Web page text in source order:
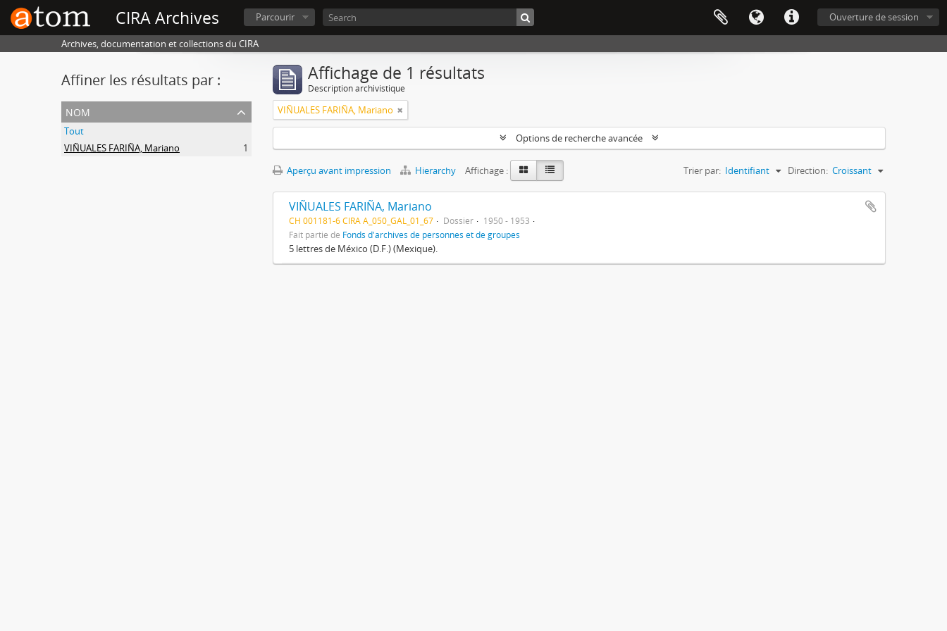
CIRA Archives Ouverture de session
Parcourir
Archives, documentation et collections du CIRA
Affiner les résultats par :
nom
Tout
VIÑUALES FARIÑA, Mariano
1
Affichage de 1 résultats
Description archivistique
VIÑUALES FARIÑA, Mariano
Options de recherche avancée
Aperçu avant impression Hierarchy Affichage : Trier par: Identifiant Direction: Croissant
VIÑUALES FARIÑA, Mariano
CH 001181-6 CIRA A_050_GAL_01_67 Dossier
1950 - 1953
Fait partie de Fonds d'archives de personnes et de groupes
5 lettres de México (D.F.) (Mexique).